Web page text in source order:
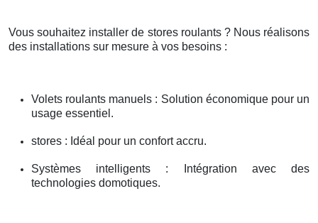
Vous souhaitez installer de stores roulants ? Nous réalisons
des installations sur mesure à vos besoins :
Volets roulants manuels : Solution économique pour un
usage essentiel.
stores : Idéal pour un confort accru.
Systèmes intelligents : Intégration avec des
technologies domotiques.